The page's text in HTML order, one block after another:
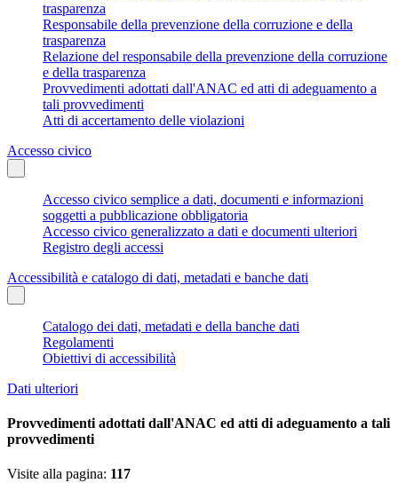
trasparenza
Responsabile della prevenzione della corruzione e della
trasparenza
Relazione del responsabile della prevenzione della corruzione
e della trasparenza
Provvedimenti adottati dall'ANAC ed atti di adeguamento a
tali provvedimenti
Atti di accertamento delle violazioni
Accesso civico
Accesso civico semplice a dati, documenti e informazioni
soggetti a pubblicazione obbligatoria
Accesso civico generalizzato a dati e documenti ulteriori
Registro degli accessi
Accessibilità e catalogo di dati, metadati e banche dati
Catalogo dei dati, metadati e della banche dati
Regolamenti
Obiettivi di accessibilità
Dati ulteriori
Provvedimenti adottati dall'ANAC ed atti di adeguamento a tali
provvedimenti
Visite alla pagina: 117